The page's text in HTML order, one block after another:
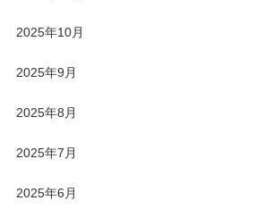
2025年10月
2025年9月
2025年8月
2025年7月
2025年6月